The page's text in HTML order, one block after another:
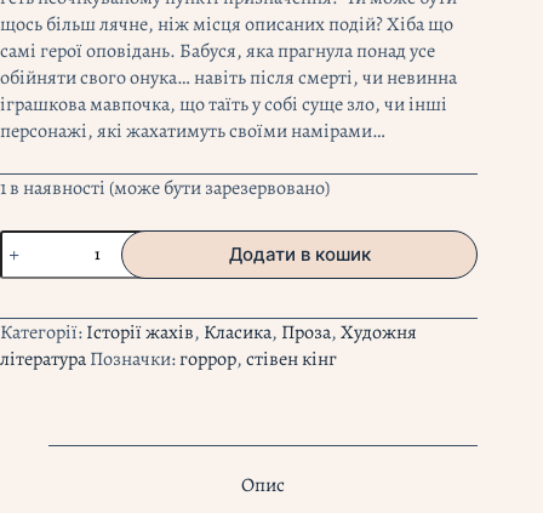
щось більш лячне, ніж місця описаних подій? Хіба що
самі герої оповідань. Бабуся, яка прагнула понад усе
обійняти свого онука… навіть після смерті, чи невинна
іграшкова мавпочка, що таїть у собі суще зло, чи інші
персонажі, які жахатимуть своїми намірами…
1 в наявності (може бути зарезервовано)
"Команда
скелетів"
Кінг
кількість
Додати в кошик
Категорії:Історії жахів, Класика, Проза,Художня
літератураПозначки:горрор,стівен кінг
Опис